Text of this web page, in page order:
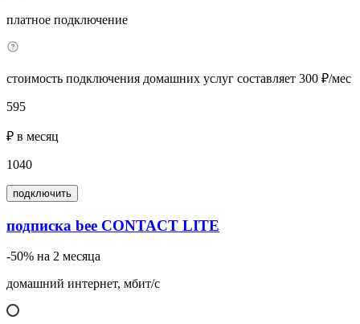
платное подключение
стоимость подключения домашних услуг составляет 300 ₽/мес
595
₽ в месяц
1040
подключить
подписка bee CONTACT LITE
-50% на 2 месяца
домашний интернет, мбит/с